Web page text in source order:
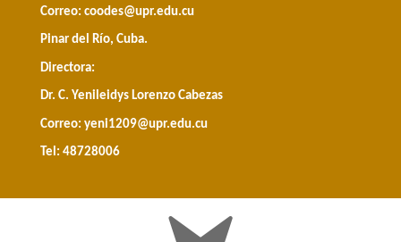
Correo: coodes@upr.edu.cu
Pinar del Río, Cuba.
Directora:
Dr. C. Yenileidys Lorenzo Cabezas
Correo: yeni1209@upr.edu.cu
Tel: 48728006